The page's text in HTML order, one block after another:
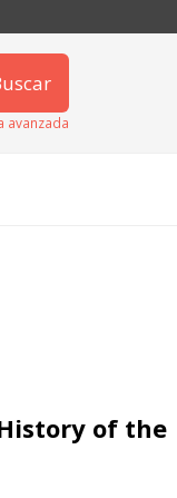
avanzada
History of the